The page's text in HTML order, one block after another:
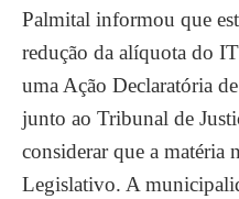
Palmital informou que
redução da alíquota do
uma Ação Declaratória
junto ao Tribunal de
considerar que a matéria
Legislativo. A